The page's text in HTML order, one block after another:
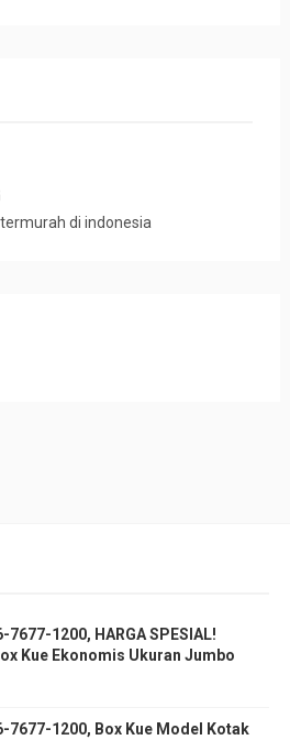
di indonesia
7677-1200, HARGA SPESIAL!
Kue Ekonomis Ukuran Jumbo
7677-1200, Box Kue Model Kotak